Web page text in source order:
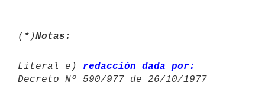
(*)Notas:
Literal e) redacción dada por:
Decreto Nº 590/977 de 26/10/1977